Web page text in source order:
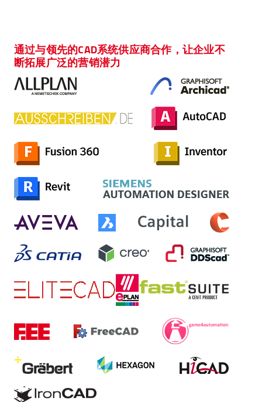
通过与领先的CAD系统供应商合作，让企业不
断拓展广泛的营销潜力